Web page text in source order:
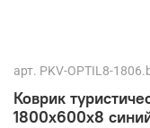
арт. PKV-OPTIL8-
Коврик
1800х600х8